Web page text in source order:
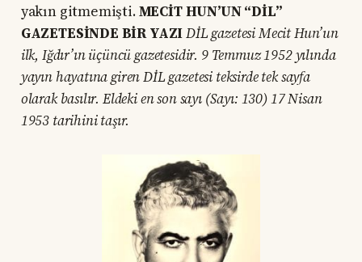
yakın gitmemişti.MECİT HUN’UN “DİL”
GAZETESİNDE BİR YAZIDİL gazetesi Mecit Hun’un
ilk, Iğdır’ın üçüncü gazetesidir. 9 Temmuz 1952 yılında
yayın hayatına giren DİL gazetesi teksirde tek sayfa
olarak basılır. Eldeki en son sayı (Sayı: 130) 17 Nisan
1953 tarihini taşır.